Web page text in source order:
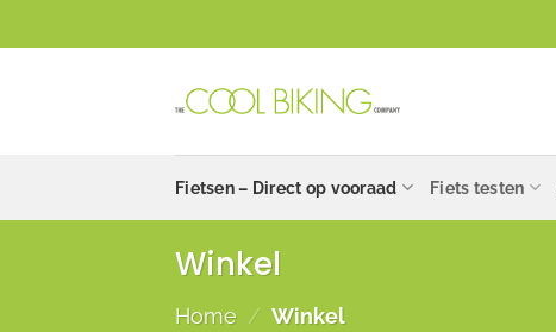
naar
Fietsen – Direct op vooraad Fiets testen
Winkel
Home / Winkel